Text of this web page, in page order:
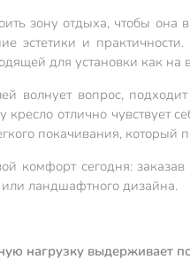
зону отдыха, чтобы она
эстетики и
для установки как на
волнует вопрос,
кресло отлично чувствует
покачивания,
комфорт сегодня:
ландшафтного дизайна.
нагрузку выдерживает